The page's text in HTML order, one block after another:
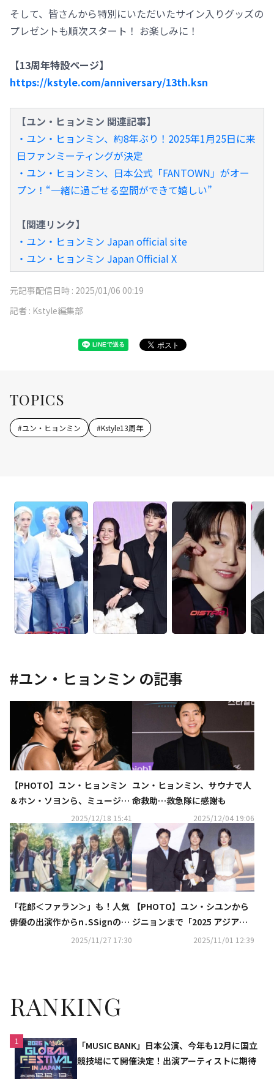
そして、皆さんから特別にいただいたサイン入りグッズの
プレゼントも順次スタート！ お楽しみに！
【13周年特設ページ】
https://kstyle.com/anniversary/13th.ksn
【ユン・ヒョンミン 関連記事】
・ユン・ヒョンミン、約8年ぶり！2025年1月25日に来
日ファンミーティングが決定
・ユン・ヒョンミン、日本公式「FANTOWN」がオー
プン！“一緒に過ごせる空間ができて嬉しい”
【関連リンク】
・ユン・ヒョンミン Japan official site
・ユン・ヒョンミン Japan Official X
元記事配信日時 : 2025/01/06 00:19
記者 : Kstyle編集部
TOPICS
#ユン・ヒョンミン #Kstyle13周年
#ユン・ヒョンミン の記事
【PHOTO】ユン・ヒョンミン
＆ホン・ソヨンら、ミュージカ
ル「ボニー＆クライド」プレス
コールに出席
2025/12/18 15:41
ユン・ヒョンミン、サウナで人
命救助…救急隊に感謝も
2025/12/04 19:06
「花郎＜ファラン＞」も！人気
俳優の出演作からn․SSignの特
集まで…12月のホームドラマチ
2025/11/27 17:30
【PHOTO】ユン・シユンから
ジニョンまで「2025 アジアモ
デルアワーズ」に出席…日本か
2025/11/01 12:39
RANKING
1
「MUSIC BANK」日本公演、今年も12月に国立
競技場にて開催決定！出演アーティストに期待